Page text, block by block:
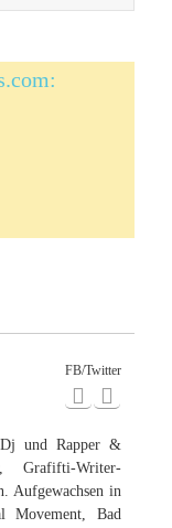
FB/Twitter
und Rapper &
Grafifti-Writer-
Aufgewachsen in
Movement, Bad